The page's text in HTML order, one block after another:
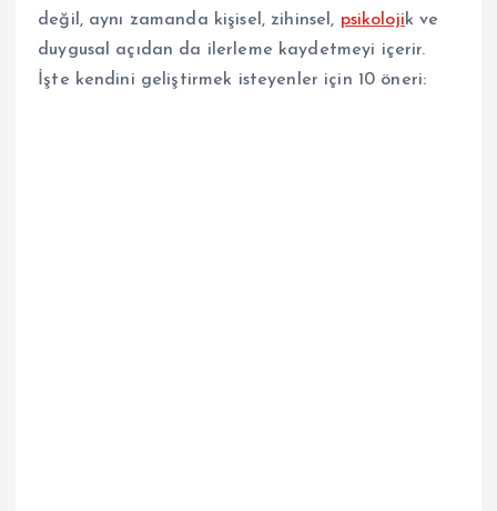
değil, aynı zamanda kişisel, zihinsel, psikolojik ve
duygusal açıdan da ilerleme kaydetmeyi içerir.
İşte kendini geliştirmek isteyenler için 10 öneri: